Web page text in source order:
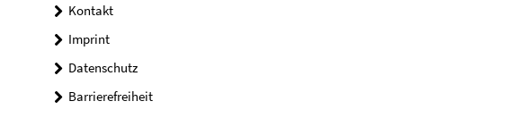
Kontakt
Imprint
Datenschutz
Barrierefreiheit